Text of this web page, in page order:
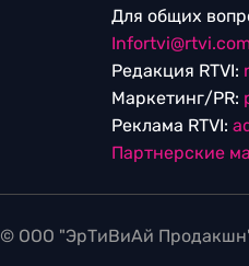
Для общих
Редакция RTVI:
Маркетинг/PR:
Реклама RTVI:
Партнерские
© ООО "ЭрТиВиАй